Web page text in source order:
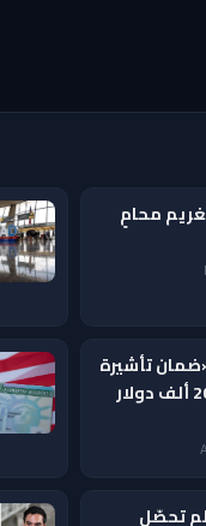
محامٍ
تأشيرة
الزيارة» دائمًا وترفع قيمته إلى 20 ألف دولار
تحصّل